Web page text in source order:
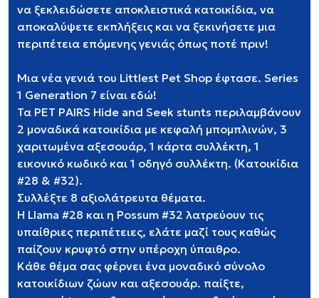
να ξεκλειδώσετε αποκλειστικά κατοικίδια, να
αποκαλύψετε εκπλήξεις και να ξεκινήσετε μια
περιπέτεια επόμενης γενιάς όπως ποτέ πριν!
Μια νέα γενιά του Littlest Pet Shop έφτασε. Series
1 Generation 7 είναι εδώ!
Τα PET PAIRS Hide and Seek stunts περιλαμβάνουν
2 μοναδικά κατοικίδια με κεφαλή μπομπλινών, 3
χαριτωμένα αξεσουάρ, 1 κάρτα συλλέκτη, 1
εικονικό κωδικό και 1 οδηγό συλλέκτη. (Κατοικίδια
#28 & #32).
Συλλέξτε 8 αξιολάτρευτα θέματα.
Η Llama #28 και η Possum #32 λατρεύουν τις
υπαίθριες περιπέτειες, ελάτε μαζί τους καθώς
παίζουν κρυφτό στην υπέροχη ύπαιθρο.
Κάθε θέμα σας φέρνει ένα μοναδικό σύνολο
κατοικίδιων ζώων και αξεσουάρ. παίξτε,